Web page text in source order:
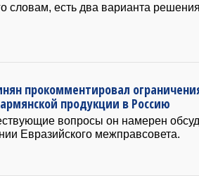
словам, есть два варианта
прокомментировал
продукции в Россию
вопросы он намерен
Евразийского межправсовета.